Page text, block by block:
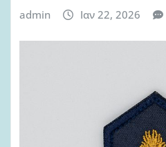
admin Ιαν 22, 2026